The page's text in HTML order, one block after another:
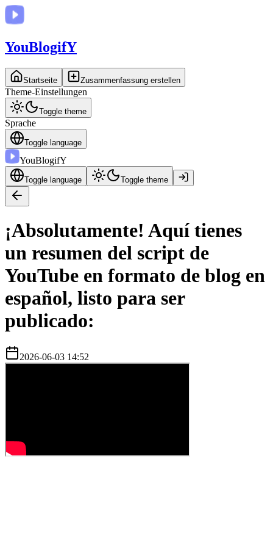
YouBlogifY
Startseite Zusammenfassung erstellen
Theme-Einstellungen
Toggle theme
Sprache
Toggle language
YouBlogifY
Toggle language Toggle theme
¡Absolutamente! Aquí tienes
un resumen del script de
YouTube en formato de blog en
español, listo para ser
publicado:
2026-06-03 14:52